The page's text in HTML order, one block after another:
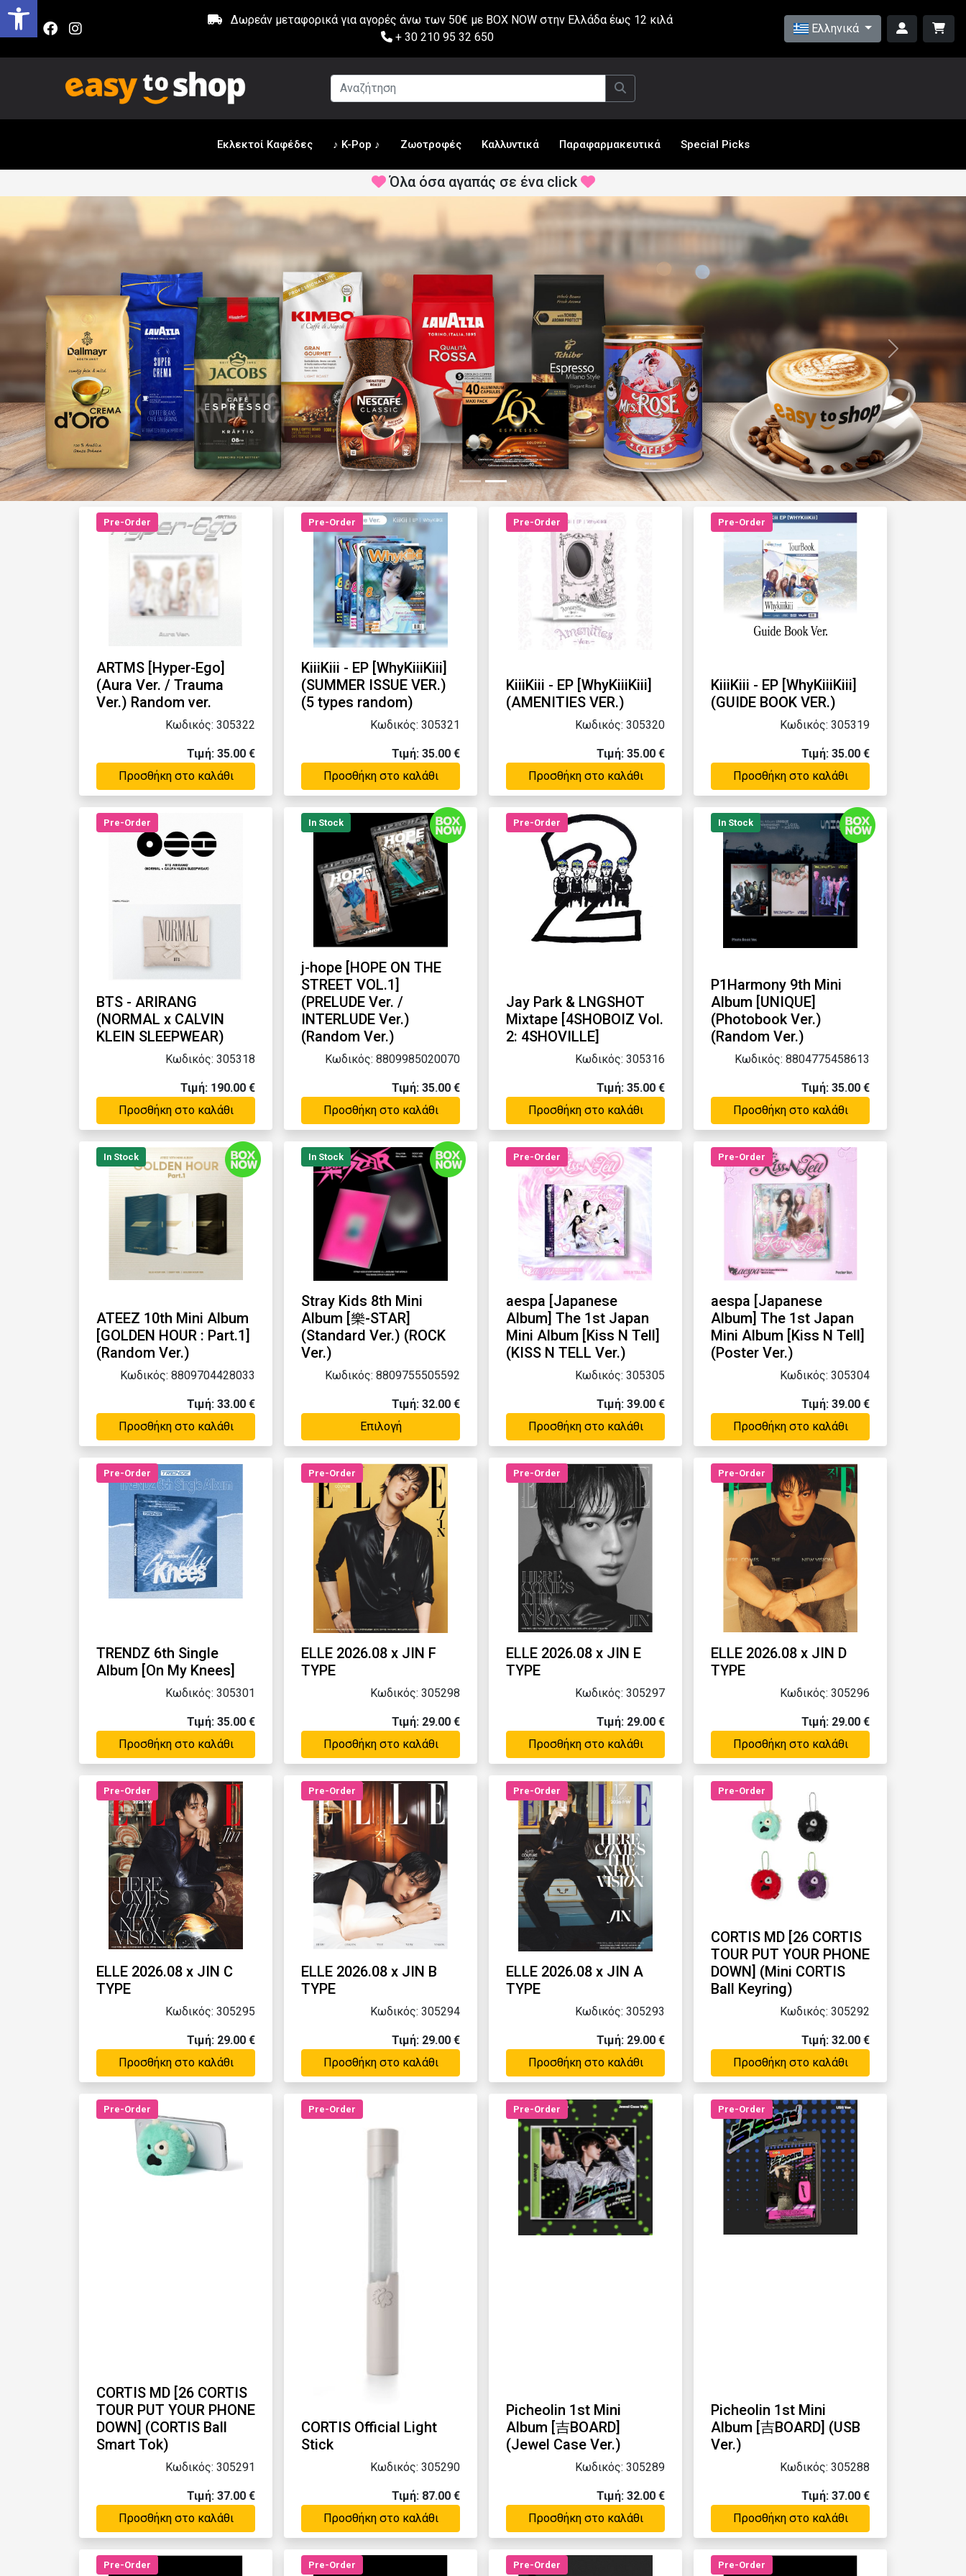
Δωρεάν μεταφορικά για αγορές άνω των 50€ με BOX NOW στην Ελλάδα έως 12 κιλά
+ 30 210 95 32 650
Ελληνικά
Εκλεκτοί Καφέδες ♪ K-Pop ♪ Ζωοτροφές Καλλυντικά Παραφαρμακευτικά Special Picks
Όλα όσα αγαπάς σε ένα click
Previous Next
Pre-Order
ARTMS [Hyper-Ego]
(Aura Ver. / Trauma
Ver.) Random ver.
Κωδικός: 305322
Τιμή: 35.00 €
Προσθήκη στο καλάθι
Pre-Order
KiiiKiii - EP [WhyKiiiKiii]
(SUMMER ISSUE VER.)
(5 types random)
Κωδικός: 305321
Τιμή: 35.00 €
Προσθήκη στο καλάθι
Pre-Order
KiiiKiii - EP [WhyKiiiKiii]
(AMENITIES VER.)
Κωδικός: 305320
Τιμή: 35.00 €
Προσθήκη στο καλάθι
Pre-Order
KiiiKiii - EP [WhyKiiiKiii]
(GUIDE BOOK VER.)
Κωδικός: 305319
Τιμή: 35.00 €
Προσθήκη στο καλάθι
Pre-Order
BTS - ARIRANG
(NORMAL x CALVIN
KLEIN SLEEPWEAR)
Κωδικός: 305318
Τιμή: 190.00 €
Προσθήκη στο καλάθι
In Stock
j-hope [HOPE ON THE
STREET VOL.1]
(PRELUDE Ver. /
INTERLUDE Ver.)
(Random Ver.)
Κωδικός: 8809985020070
Τιμή: 35.00 €
Προσθήκη στο καλάθι
Pre-Order
Jay Park & LNGSHOT
Mixtape [4SHOBOIZ Vol.
2: 4SHOVILLE]
Κωδικός: 305316
Τιμή: 35.00 €
Προσθήκη στο καλάθι
In Stock
P1Harmony 9th Mini
Album [UNIQUE]
(Photobook Ver.)
(Random Ver.)
Κωδικός: 8804775458613
Τιμή: 35.00 €
Προσθήκη στο καλάθι
In Stock
ATEEZ 10th Mini Album
[GOLDEN HOUR : Part.1]
(Random Ver.)
Κωδικός: 8809704428033
Τιμή: 33.00 €
Προσθήκη στο καλάθι
In Stock
Stray Kids 8th Mini
Album [樂-STAR]
(Standard Ver.) (ROCK
Ver.)
Κωδικός: 8809755505592
Τιμή: 32.00 €
Επιλογή
Pre-Order
aespa [Japanese
Album] The 1st Japan
Mini Album [Kiss N Tell]
(KISS N TELL Ver.)
Κωδικός: 305305
Τιμή: 39.00 €
Προσθήκη στο καλάθι
Pre-Order
aespa [Japanese
Album] The 1st Japan
Mini Album [Kiss N Tell]
(Poster Ver.)
Κωδικός: 305304
Τιμή: 39.00 €
Προσθήκη στο καλάθι
Pre-Order
TRENDZ 6th Single
Album [On My Knees]
Κωδικός: 305301
Τιμή: 35.00 €
Προσθήκη στο καλάθι
Pre-Order
ELLE 2026.08 x JIN F
TYPE
Κωδικός: 305298
Τιμή: 29.00 €
Προσθήκη στο καλάθι
Pre-Order
ELLE 2026.08 x JIN E
TYPE
Κωδικός: 305297
Τιμή: 29.00 €
Προσθήκη στο καλάθι
Pre-Order
ELLE 2026.08 x JIN D
TYPE
Κωδικός: 305296
Τιμή: 29.00 €
Προσθήκη στο καλάθι
Pre-Order
ELLE 2026.08 x JIN C
TYPE
Κωδικός: 305295
Τιμή: 29.00 €
Προσθήκη στο καλάθι
Pre-Order
ELLE 2026.08 x JIN B
TYPE
Κωδικός: 305294
Τιμή: 29.00 €
Προσθήκη στο καλάθι
Pre-Order
ELLE 2026.08 x JIN A
TYPE
Κωδικός: 305293
Τιμή: 29.00 €
Προσθήκη στο καλάθι
Pre-Order
CORTIS MD [26 CORTIS
TOUR PUT YOUR PHONE
DOWN] (Mini CORTIS
Ball Keyring)
Κωδικός: 305292
Τιμή: 32.00 €
Προσθήκη στο καλάθι
Pre-Order
CORTIS MD [26 CORTIS
TOUR PUT YOUR PHONE
DOWN] (CORTIS Ball
Smart Tok)
Κωδικός: 305291
Τιμή: 37.00 €
Προσθήκη στο καλάθι
Pre-Order
CORTIS Official Light
Stick
Κωδικός: 305290
Τιμή: 87.00 €
Προσθήκη στο καλάθι
Pre-Order
Picheolin 1st Mini
Album [吉BOARD]
(Jewel Case Ver.)
Κωδικός: 305289
Τιμή: 32.00 €
Προσθήκη στο καλάθι
Pre-Order
Picheolin 1st Mini
Album [吉BOARD] (USB
Ver.)
Κωδικός: 305288
Τιμή: 37.00 €
Προσθήκη στο καλάθι
Pre-Order Pre-Order Pre-Order Pre-Order